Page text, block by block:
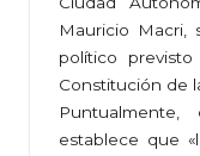
Mauricio Macri,
político
Constitución de
establece que